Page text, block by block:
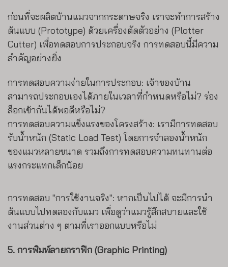
ก่อนที่จะผลิตบ้านแมวจากกระดาษจริง เราจะทำการสร้าง
ต้นแบบ (Prototype) ด้วยเครื่องตัดตัวอย่าง (Plotter
Cutter) เพื่อทดสอบการประกอบจริง การทดสอบนี้มีความ
สำคัญอย่างยิ่ง
การทดสอบความง่ายในการประกอบ: เจ้าของบ้าน
สามารถประกอบเองได้ภายในเวลาที่กำหนดหรือไม่? ร่อง
ล็อกเข้ากันได้พอดีหรือไม่?
การทดสอบความแข็งแรงของโครงสร้าง: เรามีการทดสอบ
รับน้ำหนัก (Static Load Test) โดยการจำลองน้ำหนัก
ของแมวหลายขนาด รวมถึงการทดสอบความทนทานต่อ
แรงกระแทกเล็กน้อย
การทดสอบ "การใช้งานจริง": หากเป็นไปได้ จะมีการนำ
ต้นแบบไปทดลองกับแมว เพื่อดูว่าแมวรู้สึกสบายและใช้
งานส่วนต่าง ๆ ตามที่เราออกแบบหรือไม่
5. การพิมพ์ลายกราฟิก (Graphic Printing)